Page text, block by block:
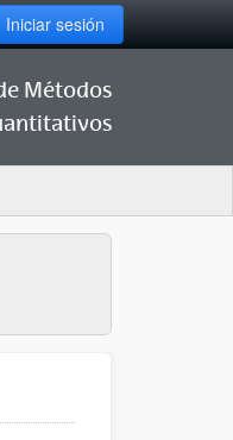
Iniciar sesión
Métodos